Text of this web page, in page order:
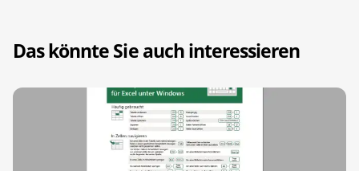
Das könnte Sie auch interessieren